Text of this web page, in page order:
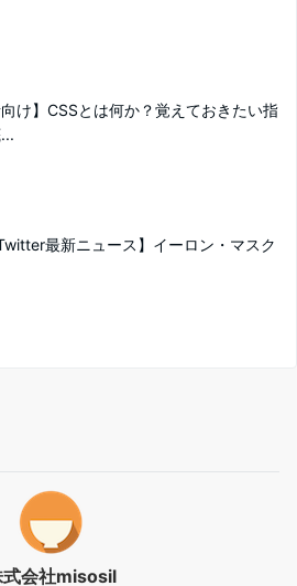
向け】CSSとは何か？覚えておきたい指
最新ニュース】イーロン・マスク
式会社misosil